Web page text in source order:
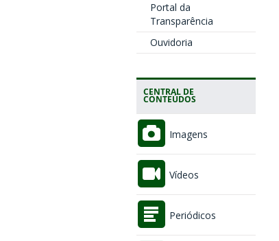
Portal da
Transparência
Ouvidoria
CENTRAL DE
CONTEÚDOS
Imagens
Vídeos
Periódicos